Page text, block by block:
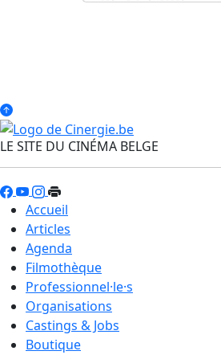
LE SITE DU CINÉMA BELGE
Accueil
Articles
Agenda
Filmothèque
Professionnel·le·s
Organisations
Castings & Jobs
Boutique